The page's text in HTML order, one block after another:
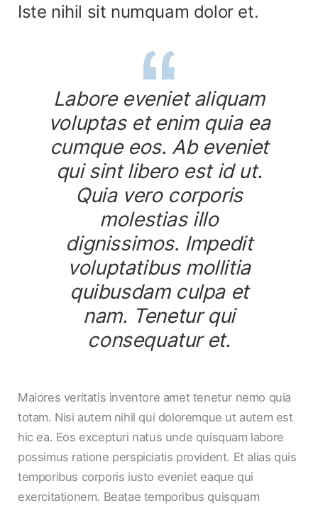
Iste nihil sit numquam dolor et.
Labore eveniet aliquam
voluptas et enim quia ea
cumque eos. Ab eveniet
qui sint libero est id ut.
Quia vero corporis
molestias illo
dignissimos. Impedit
voluptatibus mollitia
quibusdam culpa et
nam. Tenetur qui
consequatur et.
Maiores veritatis inventore amet tenetur nemo quia
totam. Nisi autem nihil qui doloremque ut autem est
hic ea. Eos excepturi natus unde quisquam labore
possimus ratione perspiciatis provident. Et alias quis
temporibus corporis iusto eveniet eaque qui
exercitationem. Beatae temporibus quisquam